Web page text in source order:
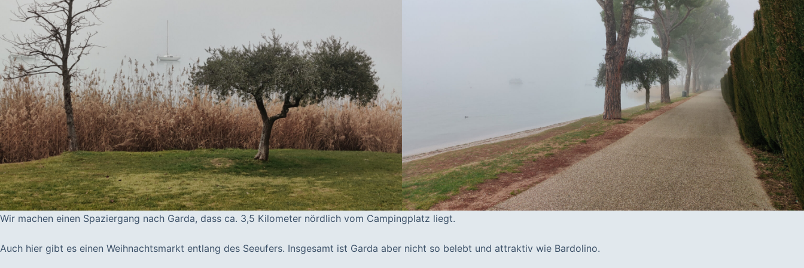
Wir machen einen Spaziergang nach Garda, dass ca. 3,5 Kilometer nördlich vom Campingplatz liegt.
Auch hier gibt es einen Weihnachtsmarkt entlang des Seeufers. Insgesamt ist Garda aber nicht so belebt und attraktiv wie Bardolino.